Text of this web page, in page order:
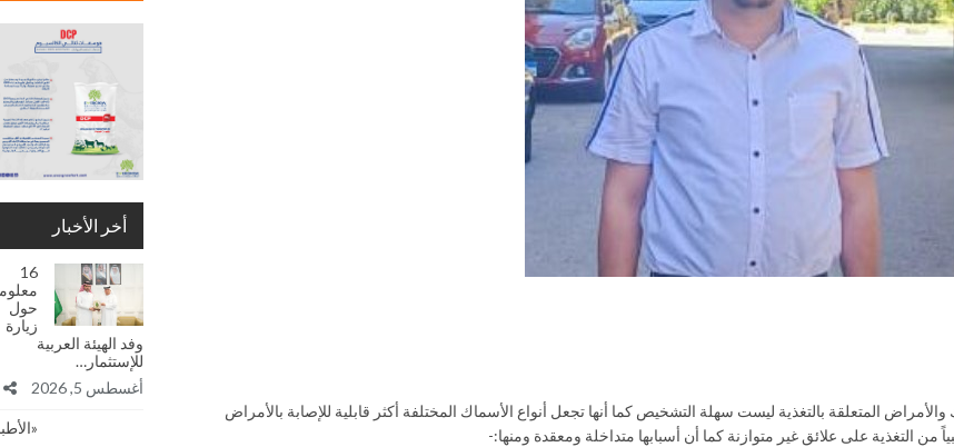
المتعلقة بالتغذية ليست سهلة التشخيص كما أنها تجعل أنواع الأسماك المختلفة أكثر قابلية للإصابة بالأمراض
التغذية على علائق غير متوازنة كما أن أسبابها متداخلة ومعقدة ومنها:-
أخر الأخبار
16
حول
زيارة
وفد الهيئة العربية
للإستثمار…
أغسطس 5, 2026